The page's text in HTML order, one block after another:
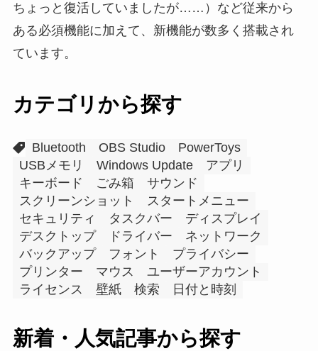
ちょっと復活していましたが……）など従来から
ある必須機能に加えて、新機能が数多く搭載され
ています。
カテゴリから探す
Bluetooth OBS Studio
PowerToys
USBメモリ
Windows Update
アプリ
キーボード
ごみ箱
サウンド
スクリーンショット
スタートメニュー
セキュリティ
タスクバー
ディスプレイ
デスクトップ
ドライバー
ネットワーク
バックアップ
フォント
プライバシー
プリンター
マウス
ユーザーアカウント
ライセンス
壁紙 検索 日付と時刻
新着・人気記事から探す